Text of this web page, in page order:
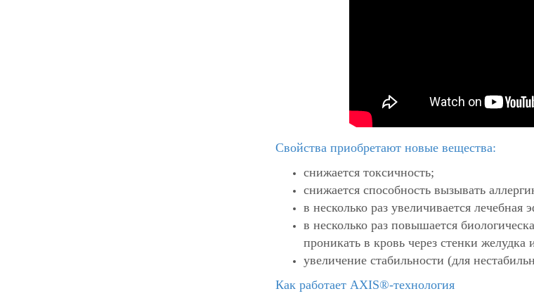
Свойства приобретают новые вещества:
снижается токсичность;
снижается способность вызывать
в несколько раз увеличивается лечебная
в несколько раз повышается
проникать в кровь через стенки
увеличение стабильности (для
Как работает AXIS®-технология